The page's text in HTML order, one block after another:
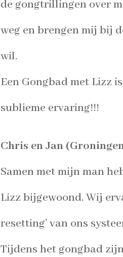
de gongtrillingen over
weg en brengen mij bij
wil.
Een Gongbad met Lizz
sublieme ervaring!!!
Chris en Jan
Samen met mijn man
Lizz bijgewoond. Wij
resetting’ van ons
Tijdens het gongbad